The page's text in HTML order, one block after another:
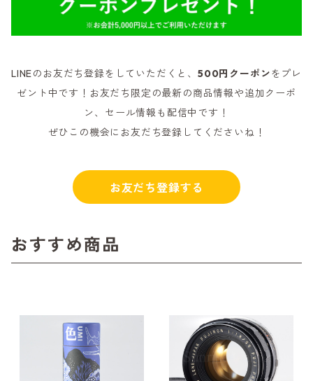
LINEのお友だち登録をしていただくと、500円クーポンをプレ
ゼント中です！お友だち限定の最新の商品情報や追加クーポ
ン、セール情報も配信中です！
ぜひこの機会にお友だち登録してくださいね！
お友だち登録する
おすすめ商品